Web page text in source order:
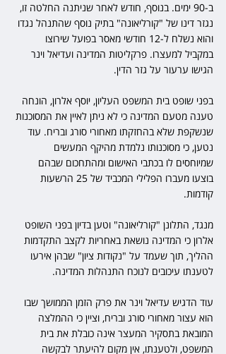
ב-90 ימים. בנוסף, חודש לאחר שניתנה החלטה זו,
נגזר דינו של "קורליאונה" בתיק נוסף שהתנהל נגדו
והוא נשלח ל-12 חודשי מאסר בפועל שירוצו
במקביל למעצרו. פרקליטות המדינה ועדיאל וינר
הגישו ערעור על גזר הדין.
בפני שופט בית המשפט העליון, יוסף אלרון, הונחה
טענה מטעם המדינה כי לא ניתן לאיין את המסוכנות
שנשקפת שלא בהחזקתו מאחורי סורג ובריח. עוד
נטען, כי מסוכנותו נלמדת מהיקף המעשים
שמיוחסים לו בכתבי האישום ומהתחכום שבהם
בוצעו מעברו הפלילי המכביד של 25 הרשעות
קודמות.
מנגד, התלונן "קורליאונה" וטען בדיון בפני השופט
אלרון כי המדינה נושאת באחריות לקצב התקדמות
ההליך, תוך שעמד על "נקודות ציון" שבהן אירעו
לטענתו עיכובים לנוכח התנהלות המדינה.
עוד הדגיש עדיאל וינר את פרק הזמן הממושך שבו
הוא עצור מאחורי סורג ובריח, וציין כי ההמלצה
המובאת בתסקיר המעצר אינה כובלת את בית
המשפט, ולטענתו, אין מקום להיעתר לבקשה